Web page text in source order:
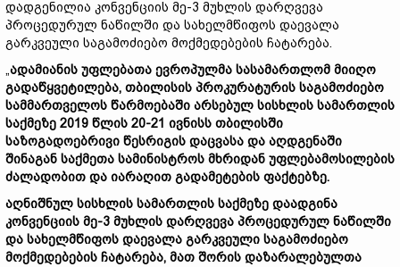
დადგენილია კონვენციის მე-3 მუხლის დარღვევა
პროცედურულ ნაწილში და სახელმწიფოს დაევალა
გარკვეული საგამოძიებო მოქმედებების ჩატარება.
„ადამიანის უფლებათა ევროპულმა სასამართლომ მიიღო
გადაწყვეტილება, თბილისის პროკურატურის საგამოძიებო
სამმართველოს წარმოებაში არსებულ სისხლის სამართლის
საქმეზე 2019 წლის 20-21 ივნისს თბილისში
საზოგადოებრივი წესრიგის დაცვასა და აღდგენაში
შინაგან საქმეთა სამინისტროს მხრიდან უფლებამოსილების
ძალადობით და იარაღით გადამეტების ფაქტებზე.
აღნიშნულ სისხლის სამართლის საქმეზე დაადგინა
კონვენციის მე-3 მუხლის დარღვევა პროცედურულ ნაწილში
და სახელმწიფოს დაევალა გარკვეული საგამოძიებო
მოქმედებების ჩატარება, მათ შორის დაზარალებულთა